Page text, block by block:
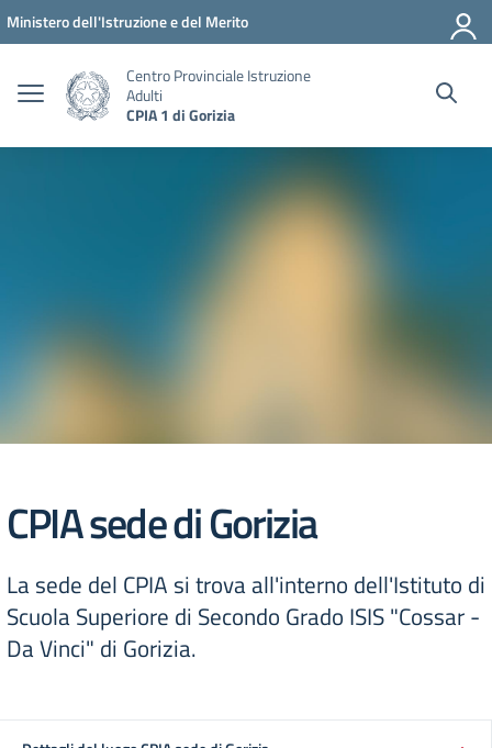
Vai ai contenuti
Vai al menu di navigazione
Vai al footer
Ministero dell'Istruzione e del Merito
Centro Provinciale Istruzione
Adulti
CPIA 1 di Gorizia
CPIA sede di Gorizia
La sede del CPIA si trova all'interno dell'Istituto di
Scuola Superiore di Secondo Grado ISIS "Cossar -
Da Vinci" di Gorizia.